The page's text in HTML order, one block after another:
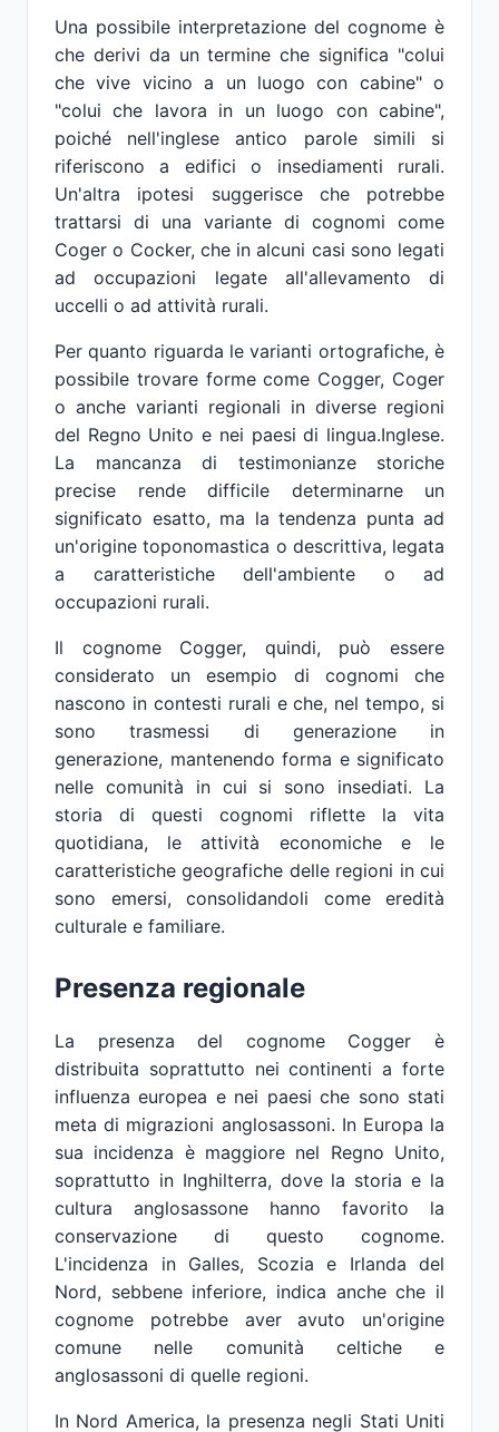
Una possibile interpretazione del cognome è
che derivi da un termine che significa "colui
che vive vicino a un luogo con cabine" o
"colui che lavora in un luogo con cabine",
poiché nell'inglese antico parole simili si
riferiscono a edifici o insediamenti rurali.
Un'altra ipotesi suggerisce che potrebbe
trattarsi di una variante di cognomi come
Coger o Cocker, che in alcuni casi sono legati
ad occupazioni legate all'allevamento di
uccelli o ad attività rurali.
Per quanto riguarda le varianti ortografiche, è
possibile trovare forme come Cogger, Coger
o anche varianti regionali in diverse regioni
del Regno Unito e nei paesi di lingua.Inglese.
La mancanza di testimonianze storiche
precise rende difficile determinarne un
significato esatto, ma la tendenza punta ad
un'origine toponomastica o descrittiva, legata
a caratteristiche dell'ambiente o ad
occupazioni rurali.
Il cognome Cogger, quindi, può essere
considerato un esempio di cognomi che
nascono in contesti rurali e che, nel tempo, si
sono trasmessi di generazione in
generazione, mantenendo forma e significato
nelle comunità in cui si sono insediati. La
storia di questi cognomi riflette la vita
quotidiana, le attività economiche e le
caratteristiche geografiche delle regioni in cui
sono emersi, consolidandoli come eredità
culturale e familiare.
Presenza regionale
La presenza del cognome Cogger è
distribuita soprattutto nei continenti a forte
influenza europea e nei paesi che sono stati
meta di migrazioni anglosassoni. In Europa la
sua incidenza è maggiore nel Regno Unito,
soprattutto in Inghilterra, dove la storia e la
cultura anglosassone hanno favorito la
conservazione di questo cognome.
L'incidenza in Galles, Scozia e Irlanda del
Nord, sebbene inferiore, indica anche che il
cognome potrebbe aver avuto un'origine
comune nelle comunità celtiche e
anglosassoni di quelle regioni.
In Nord America, la presenza negli Stati Uniti